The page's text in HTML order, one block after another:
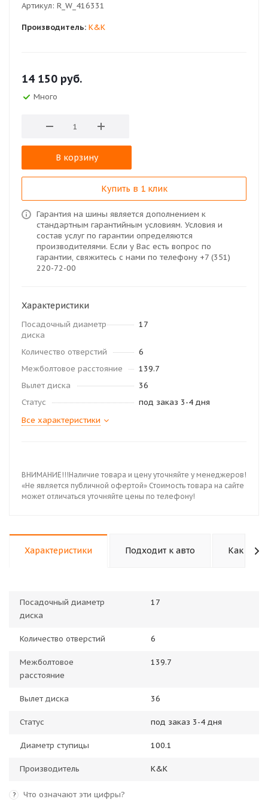
Артикул: R_W_416331
Производитель: K&K
14 150 руб.
Много
В корзину
Купить в 1 клик
Гарантия на шины является дополнением к
стандартным гарантийным условиям. Условия и
состав услуг по гарантии определяются
производителями. Если у Вас есть вопрос по
гарантии, свяжитесь с нами по телефону +7 (351)
220-72-00
Характеристики
Посадочный диаметр
диска
17
Количество отверстий
6
Межболтовое расстояние
139.7
Вылет диска
36
Статус
под заказ 3-4 дня
Все характеристики
ВНИМАНИЕ!!!Наличие товара и цену уточняйте у менеджеров!
«Не является публичной офертой» Стоимость товара на сайте
может отличаться уточняйте цены по телефону!
Характеристики Подходит к авто Как
Посадочный диаметр
диска
17
Количество отверстий 6
Межболтовое
расстояние
139.7
Вылет диска 36
Статус под заказ 3-4 дня
Диаметр ступицы 100.1
Производитель K&K
? Что означают эти цифры?